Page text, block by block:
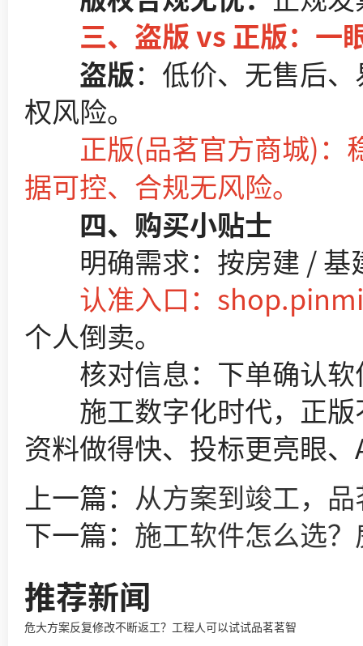
三、盗版 vs 正版：一
盗版：低价、无售后
权风险。
正版(品茗官方商城)：
据可控、合规无风险。
四、购买小贴士
明确需求：按房建 / 基
认准入口：
个人倒卖。
核对信息：下单确认软
施工数字化时代，正版
资料做得快、投标更亮眼
上一篇： 从方案到竣工，
下一篇： 施工软件怎么选
推荐新闻
危大方案反复修改不断返工？工程人可以试试品茗茗智